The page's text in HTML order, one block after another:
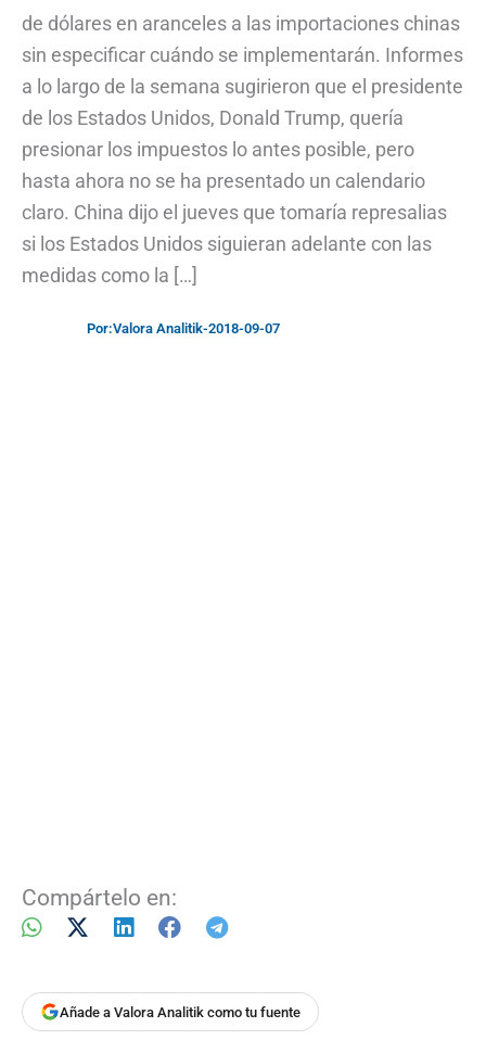
de dólares en aranceles a las importaciones chinas
sin especificar cuándo se implementarán. Informes
a lo largo de la semana sugirieron que el presidente
de los Estados Unidos, Donald Trump, quería
presionar los impuestos lo antes posible, pero
hasta ahora no se ha presentado un calendario
claro. China dijo el jueves que tomaría represalias
si los Estados Unidos siguieran adelante con las
medidas como la […]
Por:Valora Analitik-2018-09-07
Compártelo en:
Añade a Valora Analitik como tu fuente